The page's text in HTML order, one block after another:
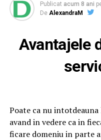
Publicat acum 8 ani
De AlexandraM
Avantajele
Poate ca nu
avand in vedere ca in
ficare domeniu in parte